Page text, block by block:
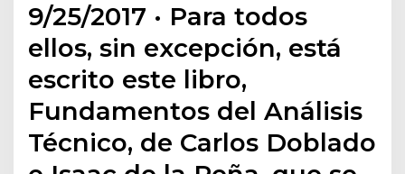
9/25/2017 · Para todos
ellos, sin excepción, está
escrito este libro,
Fundamentos del Análisis
Técnico, de Carlos Doblado